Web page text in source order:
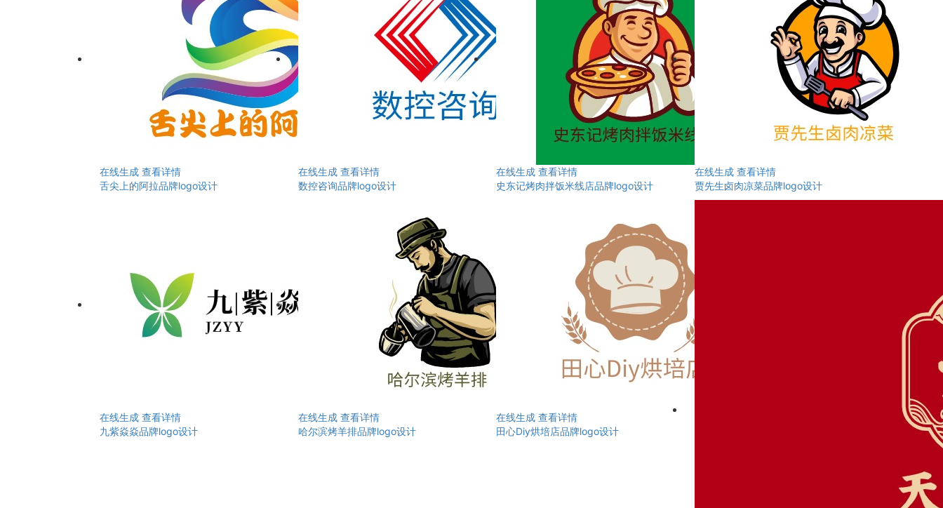
在线生成 查看详情
舌尖上的阿拉品牌logo设计
在线生成 查看详情
数控咨询品牌logo设计
在线生成 查看详情
史东记烤肉拌饭米线店品牌logo设计
在线生成 查看详情
贾先生卤肉凉菜品牌logo设计
在线生成 查看详情
九紫焱焱品牌logo设计
在线生成 查看详情
哈尔滨烤羊排品牌logo设计
在线生成 查看详情
田心Diy烘培店品牌logo设计